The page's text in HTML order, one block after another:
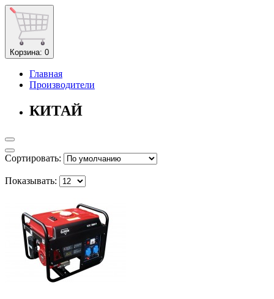
Корзина: 0
Главная
Производители
КИТАЙ
Сортировать:
Показывать: